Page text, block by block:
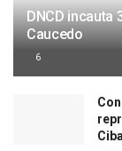
DNCD incauta
Caucedo
6